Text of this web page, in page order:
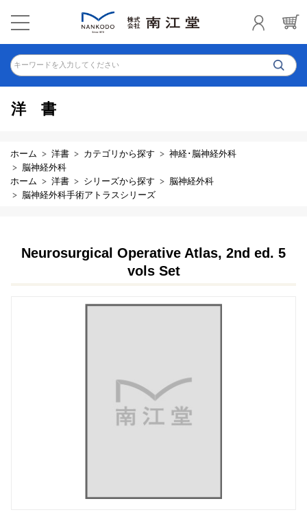
キーワードを入力してください
洋書
ホーム 洋書 カテゴリから探す
神経･脳神経外科
脳神経外科
ホーム
洋書 シリーズから探す
脳神経外科
脳神経外科手術アトラスシリーズ
Neurosurgical Operative Atlas, 2nd ed. 5
vols Set